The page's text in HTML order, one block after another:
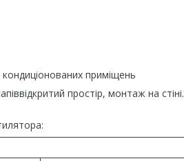
приміщень
простір, монтаж на стіні.